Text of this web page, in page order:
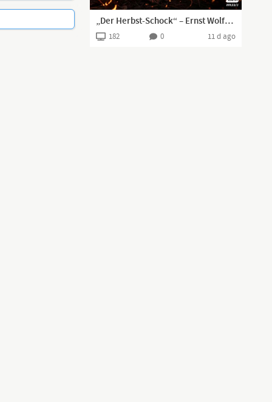
„Der Herbst-Schock“ – Ernst Wolff über verschärfte Krisen und den „Break zum Guten“
182 0 11 d ago